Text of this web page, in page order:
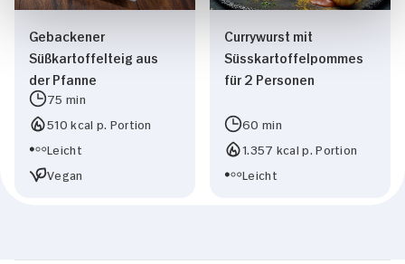
Gebackener
Süßkartoffelteig aus
der Pfanne
75 min
510 kcal p. Portion
Leicht
Vegan
Currywurst mit
Süsskartoffelpommes
für 2 Personen
60 min
1.357 kcal p. Portion
Leicht